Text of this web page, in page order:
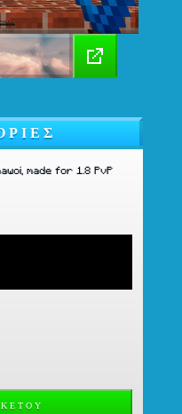
made for 1.8 PvP